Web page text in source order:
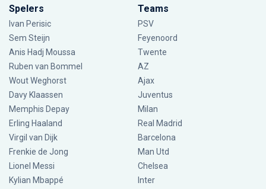
Spelers
Ivan Perisic
Sem Steijn
Anis Hadj Moussa
Ruben van Bommel
Wout Weghorst
Davy Klaassen
Memphis Depay
Erling Haaland
Virgil van Dijk
Frenkie de Jong
Lionel Messi
Kylian Mbappé
Teams
PSV
Feyenoord
Twente
AZ
Ajax
Juventus
Milan
Real Madrid
Barcelona
Man Utd
Chelsea
Inter